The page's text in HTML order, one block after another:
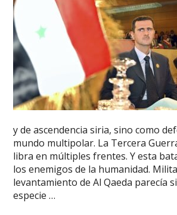
y de ascendencia siria, sino como
mundo multipolar. La Tercera
libra en múltiples frentes. Y esta
los enemigos de la humanidad.
levantamiento de Al Qaeda parecía
especie …